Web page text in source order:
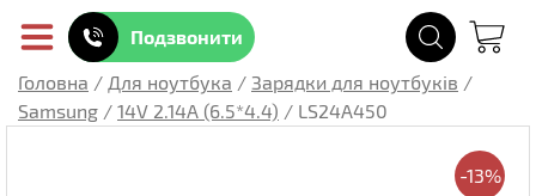
Подзвонити
Головна / Для ноутбука / Зарядки для ноутбуків /
Samsung / 14V 2.14A (6.5*4.4) / LS24A450
-13%